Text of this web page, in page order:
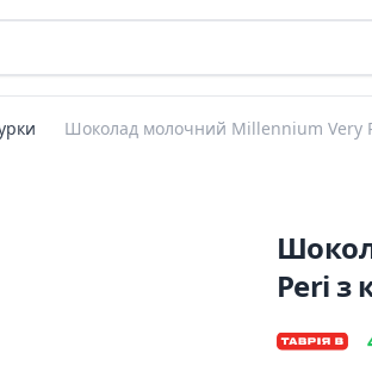
Шоколад молочний Millennium Very
Peri з